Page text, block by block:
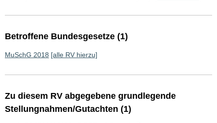
Betroffene Bundesgesetze (1)
MuSchG 2018 [alle RV hierzu]
Zu diesem RV abgegebene grundlegende
Stellungnahmen/Gutachten (1)